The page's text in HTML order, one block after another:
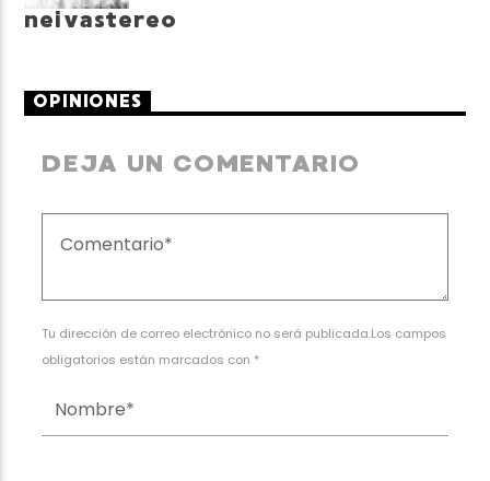
neivastereo
OPINIONES
DEJA UN COMENTARIO
Tu dirección de correo electrónico no será publicada.Los campos
obligatorios están marcados con *